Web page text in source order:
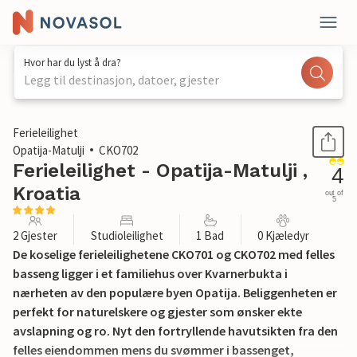
Hvor har du lyst å dra?
Legg til destinasjon, datoer, gjester
1 / 33
Ferieleilighet
Opatija-Matulji
CKO702
Ferieleilighet - Opatija-Matulji ,
Kroatia
4
out of
5
2 Gjester Studioleilighet 1 Bad 0 Kjæledyr
De koselige ferieleilighetene CKO701 og CKO702 med felles
basseng ligger i et familiehus over Kvarnerbukta i
nærheten av den populære byen Opatija. Beliggenheten er
perfekt for naturelskere og gjester som ønsker ekte
avslapning og ro. Nyt den fortryllende havutsikten fra den
felles eiendommen mens du svømmer i bassenget,